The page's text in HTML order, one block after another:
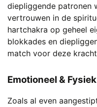
diepliggende patronen
vertrouwen in de
hartchakra op geheel
blokkades en
match voor deze
Emotioneel & Fysiek
Zoals al even